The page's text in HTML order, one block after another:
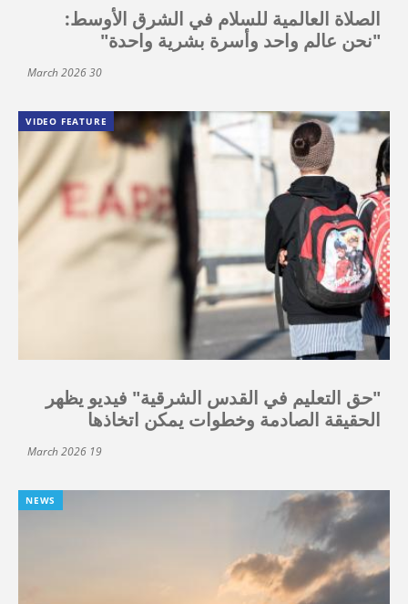
الصلاة العالمية للسلام في الشرق الأوسط:
"نحن عالم واحد وأسرة بشرية واحدة"
30 March 2026
VIDEO FEATURE
"حق التعليم في القدس الشرقية" فيديو يظهر
الحقيقة الصادمة وخطوات يمكن اتخاذها
19 March 2026
NEWS